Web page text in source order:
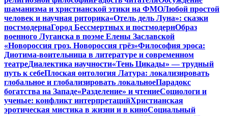
шаманизма и христианской этики на ФМОЛюбой простой
человек и научная риторика«Отель дель Луна»: сказки
постмодернаГород Бессмертных и постмодернОбраз
военного Луганска в поэме Елены Заславской
«Новороссия гроз. Новороссия грёз»Философия эроса:
Диотима-воительница в литературе и современном
театреДиалектика научности«Тень Цикады» — трудный
путь к себеПлоская онтология Латура: локализировать
глобальное и глобализировать локальноеПарадокс
богатства на Западе«Разделение» и чтениеСоциологи и
ученые: конфликт интерпретацийХристианская
эротическая мистика в жизни и в киноСоциальный